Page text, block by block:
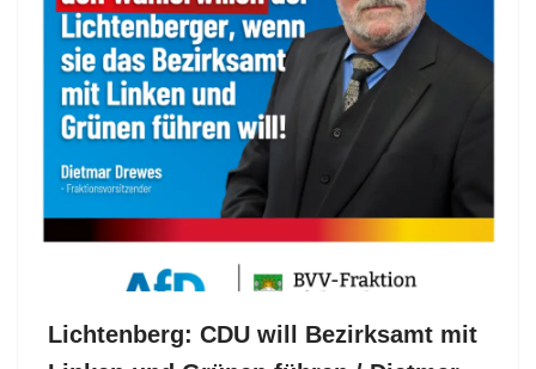
Lichtenberg: CDU will Bezirksamt mit